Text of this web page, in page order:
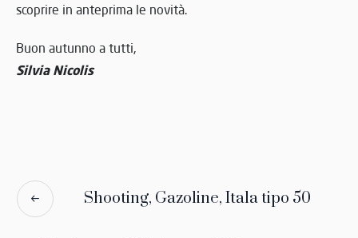
scoprire in anteprima le novità.
Buon autunno a tutti,
Silvia Nicolis
Shooting, Gazoline, Itala tipo 50